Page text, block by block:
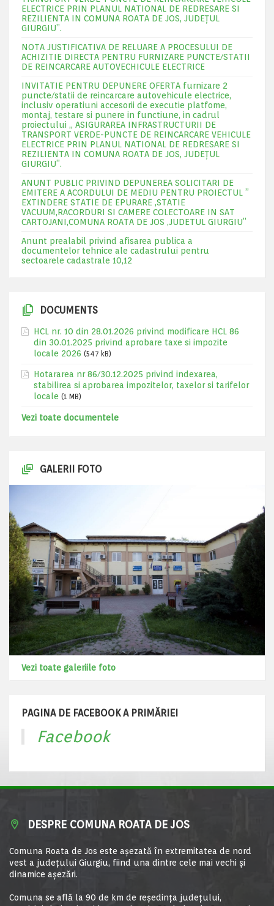
ELECTRICE PRIN PLANUL NATIONAL DE REDRESARE SI
REZILIENTA IN COMUNA ROATA DE JOS, JUDEŢUL
GIURGIU”.
NOTA JUSTIFICATIVA DE RELUARE A PROCESULUI DE
ACHIZITIE DIRECTA PENTRU FURNIZARE PUNCTE/STATII
DE REINCARCARE AUTOVECHICULE ELECTRICE
INVITATIE PENTRU DEPUNERE OFERTA furnizare 2
puncte/statii de reincarcare autovehicule electrice,
inclusiv operatiuni accesorii de executie platfome,
montaj, testare si punere in functiune, in cadrul
proiectului „ ASIGURAREA INFRASTRUCTURII DE
TRANSPORT VERDE-PUNCTE DE REINCARCARE VEHICULE
ELECTRICE PRIN PLANUL NATIONAL DE REDRESARE SI
REZILIENTA IN COMUNA ROATA DE JOS, JUDEŢUL
GIURGIU”.
ANUNT PUBLIC PRIVIND DEPUNEREA SOLICITARI DE
EMITERE A ACORDULUI DE MEDIU PENTRU PROIECTUL ”
EXTINDERE STATIE DE EPURARE ,STATIE
VACUUM,RACORDURI SI CAMERE COLECTOARE IN SAT
CARTOJANI,COMUNA ROATA DE JOS ,JUDETUL GIURGIU”
Anunt prealabil privind afisarea publica a
documentelor tehnice ale cadastrului pentru
sectoarele cadastrale 10,12
DOCUMENTS
HCL nr. 10 din 28.01.2026 privind modificare HCL 86
din 30.01.2025 privind aprobare taxe si impozite
locale 2026 (547 kB)
Hotararea nr 86/30.12.2025 privind indexarea,
stabilirea si aprobarea impozitelor, taxelor si tarifelor
locale (1 MB)
Vezi toate documentele
GALERII FOTO
Vezi toate galeriile foto
PAGINA DE FACEBOOK A PRIMĂRIEI
Facebook
DESPRE COMUNA ROATA DE JOS
Comuna Roata de Jos este aşezată în extremitatea de nord
vest a judeţului Giurgiu, fiind una dintre cele mai vechi şi
dinamice aşezări.
Comuna se află la 90 de km de reşedinţa judeţului,